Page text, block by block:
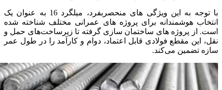
با توجه به این ویژگی‌ های منحصربفرد، میلگرد 16 به عنوان یک
انتخاب هوشمندانه برای پروژه‌ های عمرانی مختلف شناخته شده
است. از پروژه‌ های ساختمان سازی گرفته تا زیرساخت‌های حمل و
نقل، این مقطع فولادی قابل اعتماد، دوام و کارآمد را در طول عمر
سازه تضمین می‌کند.